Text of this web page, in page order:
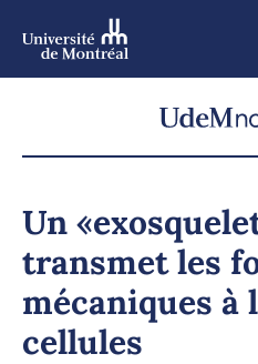
Un
transmet les
mécaniques à
cellules